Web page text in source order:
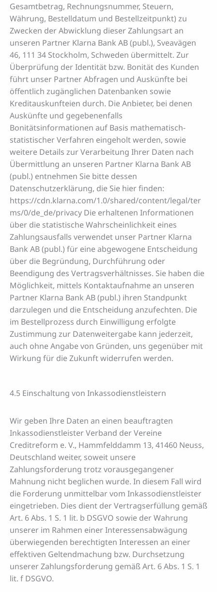
Gesamtbetrag, Rechnungsnummer, Steuern,
Währung, Bestelldatum und Bestellzeitpunkt) zu
Zwecken der Abwicklung dieser Zahlungsart an
unseren Partner Klarna Bank AB (publ.), Sveavägen
46, 111 34 Stockholm, Schweden übermittelt. Zur
Überprüfung der Identität bzw. Bonität des Kunden
führt unser Partner Abfragen und Auskünfte bei
öffentlich zugänglichen Datenbanken sowie
Kreditauskunfteien durch. Die Anbieter, bei denen
Auskünfte und gegebenenfalls
Bonitätsinformationen auf Basis mathematisch-
statistischer Verfahren eingeholt werden, sowie
weitere Details zur Verarbeitung Ihrer Daten nach
Übermittlung an unseren Partner Klarna Bank AB
(publ.) entnehmen Sie bitte dessen
Datenschutzerklärung, die Sie hier finden:
https://cdn.klarna.com/1.0/shared/content/legal/ter
ms/0/de_de/privacy Die erhaltenen Informationen
über die statistische Wahrscheinlichkeit eines
Zahlungsausfalls verwendet unser Partner Klarna
Bank AB (publ.) für eine abgewogene Entscheidung
über die Begründung, Durchführung oder
Beendigung des Vertragsverhältnisses. Sie haben die
Möglichkeit, mittels Kontaktaufnahme an unseren
Partner Klarna Bank AB (publ.) ihren Standpunkt
darzulegen und die Entscheidung anzufechten. Die
im Bestellprozess durch Einwilligung erfolgte
Zustimmung zur Datenweitergabe kann jederzeit,
auch ohne Angabe von Gründen, uns gegenüber mit
Wirkung für die Zukunft widerrufen werden.
4.5 Einschaltung von Inkassodienstleistern
Wir geben Ihre Daten an einen beauftragten
Inkassodienstleister Verband der Vereine
Creditreform e. V., Hammfelddamm 13, 41460 Neuss,
Deutschland weiter, soweit unsere
Zahlungsforderung trotz vorausgegangener
Mahnung nicht beglichen wurde. In diesem Fall wird
die Forderung unmittelbar vom Inkassodienstleister
eingetrieben. Dies dient der Vertragserfüllung gemäß
Art. 6 Abs. 1 S. 1 lit. b DSGVO sowie der Wahrung
unserer im Rahmen einer Interessensabwägung
überwiegenden berechtigten Interessen an einer
effektiven Geltendmachung bzw. Durchsetzung
unserer Zahlungsforderung gemäß Art. 6 Abs. 1 S. 1
lit. f DSGVO.